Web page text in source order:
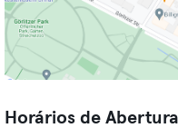
Horários de Abertura